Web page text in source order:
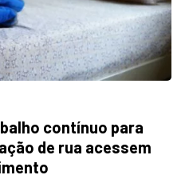
contínuo para
de rua acessem